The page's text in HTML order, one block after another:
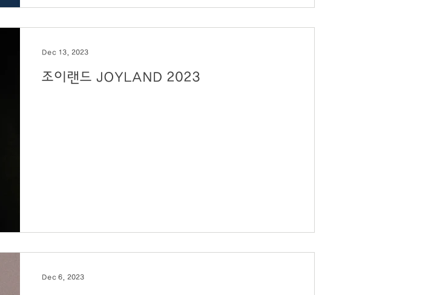
조이랜드 JOYLAND 2023
Dec 13, 2023
Dec 6, 2023